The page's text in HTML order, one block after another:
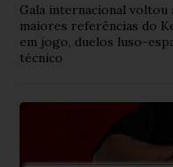
Gala internacional voltou
maiores referências do
em jogo, duelos luso-
técnico